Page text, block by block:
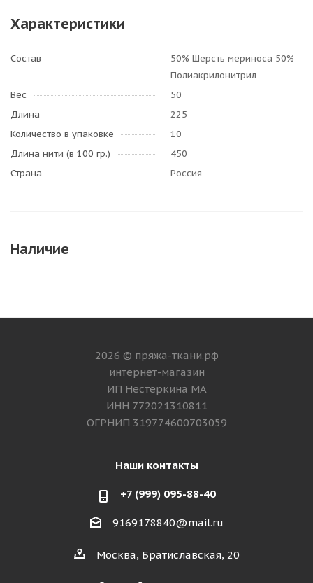
Характеристики
Состав
50% Шерсть мериноса 50%
Полиакрилонитрил
Вес
50
Длина
225
Количество в упаковке
10
Длина нити (в 100 гр.)
450
Страна
Россия
Наличие
2026 © пряжа-ткани.рф
интернет-магазин
ИП Нестёркина МА
ИНН 772021310811
ОГРНИП 319774600703059
Наши контакты
+7 (999) 095-88-40
9169178840@mail.ru
Москва, Братиславская, 20